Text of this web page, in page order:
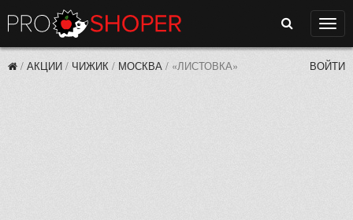
Поиск
/ АКЦИИ / ЧИЖИК / МОСКВА / «ЛИСТОВКА» ВОЙТИ